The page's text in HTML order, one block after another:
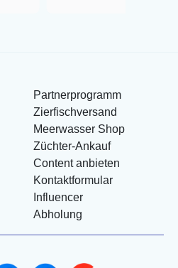
Partnerprogramm
Zierfischversand
Meerwasser Shop
Züchter-Ankauf
Content anbieten
Kontaktformular
Influencer
Abholung